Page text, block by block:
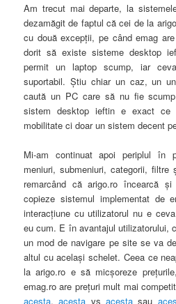
Am trecut mai departe, la
dezamăgit de faptul că cei de la
cu două excepţii, pe când emag
dorit să existe sisteme desktop
permit un laptop scump, iar
suportabil. Ştiu chiar un caz, un
caută un PC care să nu fie
sistem desktop ieftin e exact
mobilitate ci doar un sistem decent
Mi-am continuat apoi periplul în
meniuri, submeniuri, categorii, filtre
remarcând că arigo.ro încearcă
copieze sistemul implementat de
interacţiune cu utilizatorul nu e
eu cum. E în avantajul utilizatorului,
un mod de navigare pe site se va
altul cu acelaşi schelet. Ceea ce
la arigo.ro e să micşoreze
emag.ro are preţuri mult mai
acesta,acesta vsacesta sau